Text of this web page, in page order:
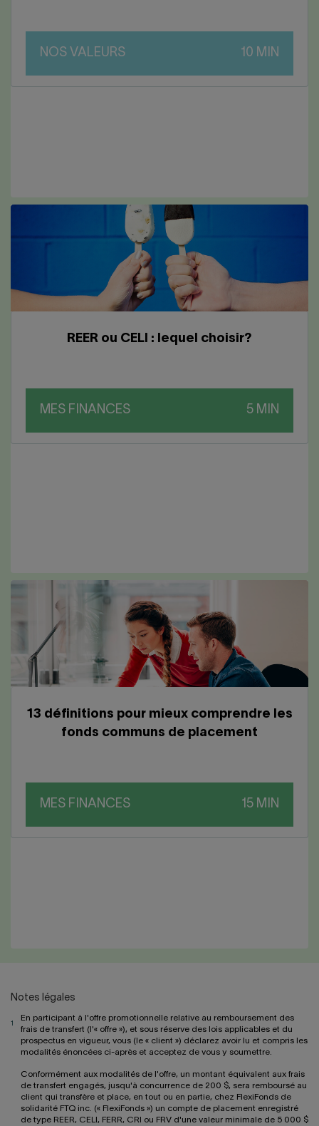
NOS VALEURS
REER ou CELI : lequel choisir?
MES FINANCES
13 définitions pour mieux comprendre les
fonds communs de placement
MES FINANCES
Notes légales
1
En participant à l'offre promotionnelle relative au remboursement des
frais de transfert (l'« offre »), et sous réserve des lois applicables et du
prospectus en vigueur, vous (le « client ») déclarez avoir lu et compris les
modalités énoncées ci-après et acceptez de vous y soumettre.
Conformément aux modalités de l'offre, un montant équivalent aux frais
de transfert engagés, jusqu'à concurrence de 200 $, sera remboursé au
client qui transfère et place, en tout ou en partie, chez FlexiFonds de
solidarité FTQ inc. (« FlexiFonds ») un compte de placement enregistré
de type REER, CELI, FERR, CRI ou FRV d'une valeur minimale de 5 000 $